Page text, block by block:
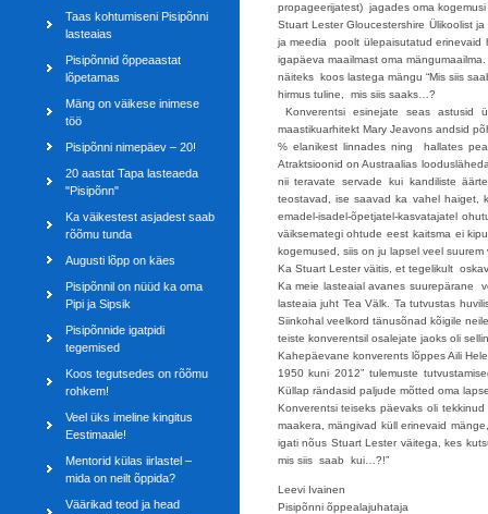
Taas kohtumiseni Pisipõnni
lasteaias
Pisipõnnid õppeaastat
lõpetamas
Mäng on väikese inimese
töö
Pisipõnni nimepäev – 20!
20 aastat Tapa lasteaeda
"Pisipõnn"
Ka väikestest asjadest saab
rõõmu tunda
Augusti lõpp on käes
Pisipõnnil on nüüd ka oma
Pipi ja Sipsik
Pisipõnnide igatpidi
tegemised
Koos tegutsedes on rõõmu
rohkem!
Veel üks imeline kingitus
Eestimaale!
Mentorid külas iirlastel –
mida on neilt õppida?
Väärikad teod ja head
propageerijatest) jagades oma
Stuart Lester Gloucestershire Ülikoolist
ja meedia poolt ülepaisutatud erinevaid
igapäeva maailmast oma
näiteks koos lastega mängu “Mis siis
hirmus tuline, mis siis saaks…?
Konverentsi esinejate seas astusid
maastikuarhitekt Mary Jeavons andsid
% elanikest linnades ning hallates pea
Atraktsioonid on Austraalias
nii teravate servade kui kandiliste
teostavad, ise saavad ka vahel haiget,
emadel-isadel-õpetjatel-kasvatajatel
väiksemategi ohtude eest kaitsma ei
kogemused, siis on ju lapsel veel
Ka Stuart Lester väitis, et tegelikult
Ka meie lasteaial avanes suurepärane
lasteaia juht Tea Välk. Ta tutvustas
Siinkohal veelkord tänusõnad kõigile
teiste konverentsil osalejate jaoks oli
Kahepäevane konverents lõppes Aili
1950 kuni 2012” tulemuste
Küllap rändasid paljude mõtted oma
Konverentsi teiseks päevaks oli
maakera, mängivad küll erinevaid
igati nõus Stuart Lester väitega, kes
mis siis saab kui…?!”
Leevi Ivainen
Pisipõnni õppealajuhataja